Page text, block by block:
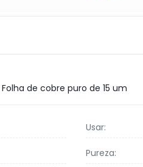
Folha de cobre puro de 15 um
Usar:
Pureza: